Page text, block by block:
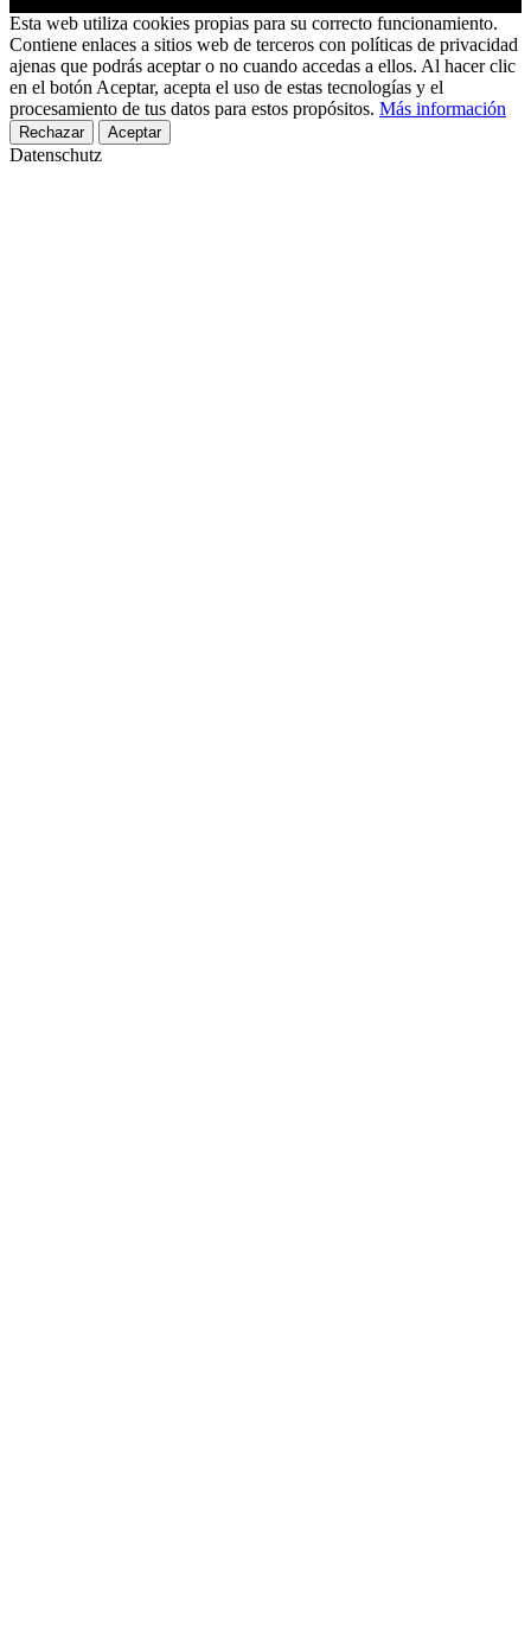
Esta web utiliza cookies propias para su correcto funcionamiento.
Contiene enlaces a sitios web de terceros con políticas de privacidad
ajenas que podrás aceptar o no cuando accedas a ellos. Al hacer clic
en el botón Aceptar, acepta el uso de estas tecnologías y el
procesamiento de tus datos para estos propósitos. Más información
Rechazar Aceptar
Datenschutz